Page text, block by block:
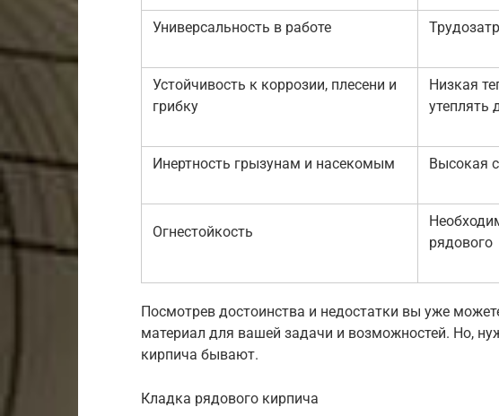
Универсальность в работе
Устойчивость к коррозии, плесени и
грибку
Низкая
утеплять
Инертность грызунам и насекомым Высокая
Огнестойкость
рядового
Посмотрев достоинства и недостатки вы уже
материал для вашей задачи и возможностей. Но,
кирпича бывают.
Кладка рядового кирпича